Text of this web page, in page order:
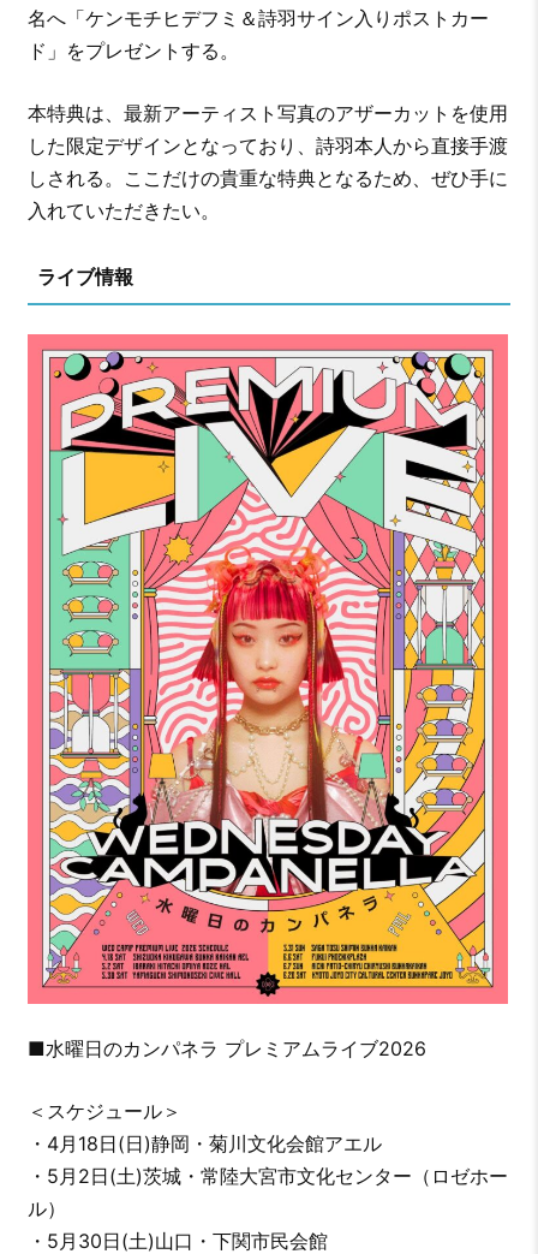
名へ「ケンモチヒデフミ＆詩羽サイン入りポストカー
ド」をプレゼントする。
本特典は、最新アーティスト写真のアザーカットを使用
した限定デザインとなっており、詩羽本人から直接手渡
しされる。ここだけの貴重な特典となるため、ぜひ手に
入れていただきたい。
ライブ情報
■水曜日のカンパネラ プレミアムライブ2026
＜スケジュール＞
・4月18日(日)静岡・菊川文化会館アエル
・5月2日(土)茨城・常陸大宮市文化センター（ロゼホー
ル）
・5月30日(土)山口・下関市民会館